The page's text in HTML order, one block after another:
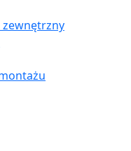
zewnętrzny